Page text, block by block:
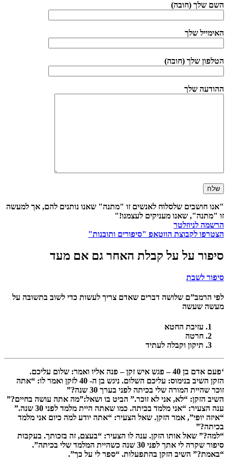
השם שלך (חובה)
האימייל שלך
הטלפון שלך (חובה)
ההודעה שלך
"אנו חושבים שלסלוח לאנשים זו "מתנה" שאנו נותנים להם, אך למעשה
זו "מתנה", שאנו מעניקים לעצמנו!"
הרשמה לניוזלטר
הצטרפו לקבוצת הווטאפ "סיפורים ותובנות"
סיפור על על קבלת האחר גם אם מעד
סיפור לשבת
לפי הרמב”ם שלושה דברים שאדם צריך לעשות כדי לשוב בתשובה על
מעשה שעשה
עזיבת החטא
חרטה
תיקון וקבלה לעתיד
‘פעם אדם בן 40 – פגש איש זקן – פנה אליו ואמר: שלום עליכם.
הזקן השיב בנימוס: עליכם השלום. ניגש בן ה- 40 לזקן ואמר לו: “אתה
זוכר שהיית המורה שלי בכיתה לפני בערך 30 שנה?”
השיב הזקן: “לא, אני לא זוכר.” הביט בו ושאל:”מה אתה עושה בחיים?”
ענה הצעיר: “אני מלמד בכיתה. כמו שאתה היית מלמד לפני 30 שנה.”
“איזה יופי”, אמר הזקן. שאל הצעיר: “אתה יודע למה כיום אני מלמד
בכיתה?”
“למה?” שאל אותו הזקן. ענה לו הצעיר: “בעצם, זה בזכותך. בעקבות
סיפור שקרה לי אתך לפני 30 שנה כשהיית המלמד שלי בכיתה”.
“באמת?” השיב הזקן בהתפעלות. “ספר לי על כך”.